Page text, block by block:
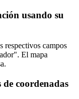
usando su
respectivos campos
El mapa
de coordenadas